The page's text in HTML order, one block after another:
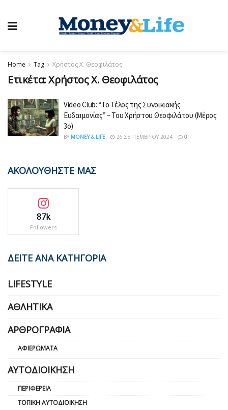
Home Tag Χρήστος Χ. Θεοφιλάτος
Ετικέτα:Χρήστος Χ. Θεοφιλάτος
Video Club: “Το Τέλος της Συνοικιακής
Ευδαιμονίας” – Του Χρήστου Θεοφιλάτου (Mέρος
3ο)
BY MONEY & LIFE 26 ΣΕΠΤΕΜΒΡΊΟΥ 2024 0
ΑΚΟΛΟΥΘΗΣΤΕ ΜΑΣ
87k
Followers
ΔΕΙΤΕ ΑΝΑ ΚΑΤΗΓΟΡΙΑ
LIFESTYLE
ΑΘΛΗΤΙΚΆ
ΑΡΘΡΟΓΡΑΦΊΑ
ΑΦΙΕΡΏΜΑΤΑ
ΑΥΤΟΔΙΟΊΚΗΣΗ
ΠΕΡΙΦΈΡΕΙΑ
ΤΟΠΙΚΉ ΑΥΤΟΔΙΟΊΚΗΣΗ